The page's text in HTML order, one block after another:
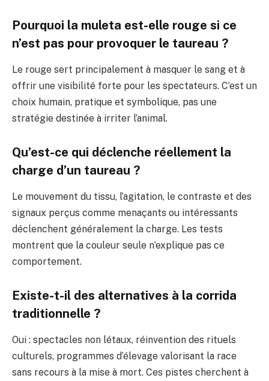
Pourquoi la muleta est-elle rouge si ce
n’est pas pour provoquer le taureau ?
Le rouge sert principalement à masquer le sang et à
offrir une visibilité forte pour les spectateurs. C’est un
choix humain, pratique et symbolique, pas une
stratégie destinée à irriter l’animal.
Qu’est-ce qui déclenche réellement la
charge d’un taureau ?
Le mouvement du tissu, l’agitation, le contraste et des
signaux perçus comme menaçants ou intéressants
déclenchent généralement la charge. Les tests
montrent que la couleur seule n’explique pas ce
comportement.
Existe-t-il des alternatives à la corrida
traditionnelle ?
Oui : spectacles non létaux, réinvention des rituels
culturels, programmes d’élevage valorisant la race
sans recours à la mise à mort. Ces pistes cherchent à